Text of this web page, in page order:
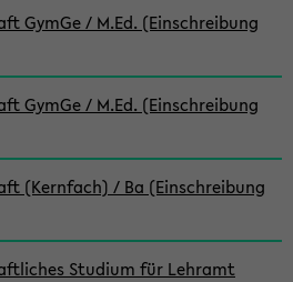
GymGe / M.Ed. (Einschreibung
GymGe / M.Ed. (Einschreibung
(Kernfach) / Ba (Einschreibung
Studium für Lehramt